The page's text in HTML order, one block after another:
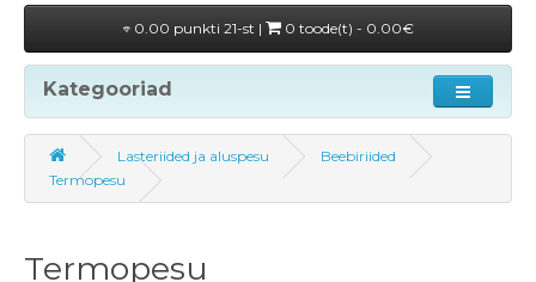
0.00 punkti 21-st | 0 toode(t) - 0.00€
Kategooriad
Lasteriided ja aluspesu
Beebiriided
Termopesu
Termopesu